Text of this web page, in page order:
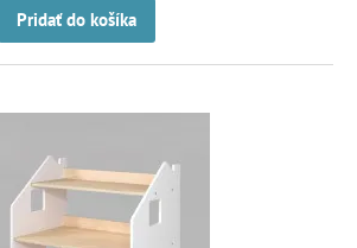
Pridať do košíka